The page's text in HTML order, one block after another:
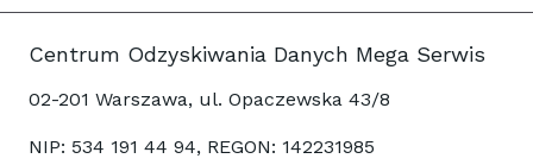
Centrum Odzyskiwania Danych Mega Serwis
02-201 Warszawa, ul. Opaczewska 43/8
NIP: 534 191 44 94, REGON: 142231985